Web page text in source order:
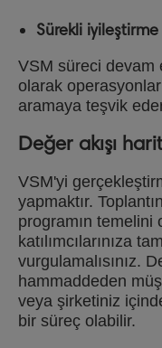
Sürekli iyileştirme
VSM süreci devam
olarak
aramaya teşvik
Değer akışı
VSM'yi
yapmaktır.
programın temelini
katılımcılarınıza
vurgulamalısınız.
hammaddeden
veya şirketiniz
bir süreç olabilir.